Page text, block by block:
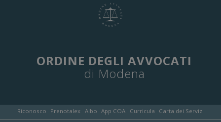
ORDINE DEGLI AVVOCATI
di Modena
Riconosco Prenotalex Albo App COA Curricula Carta dei Servizi